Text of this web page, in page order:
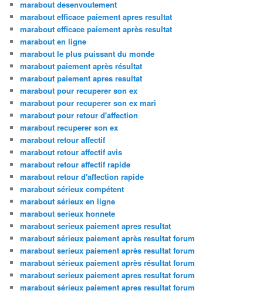
marabout desenvoutement
marabout efficace paiement apres resultat
marabout efficace paiement après resultat
marabout en ligne
marabout le plus puissant du monde
marabout paiement après résultat
marabout paiement apres resultat
marabout pour recuperer son ex
marabout pour recuperer son ex mari
marabout pour retour d'affection
marabout recuperer son ex
marabout retour affectif
marabout retour affectif avis
marabout retour affectif rapide
marabout retour d'affection rapide
marabout sérieux compétent
marabout sérieux en ligne
marabout serieux honnete
marabout serieux paiement apres resultat
marabout sérieux paiement après resultat forum
marabout serieux paiement après resultat forum
marabout sérieux paiement après résultat forum
marabout serieux paiement apres resultat forum
marabout sérieux paiement apres resultat forum